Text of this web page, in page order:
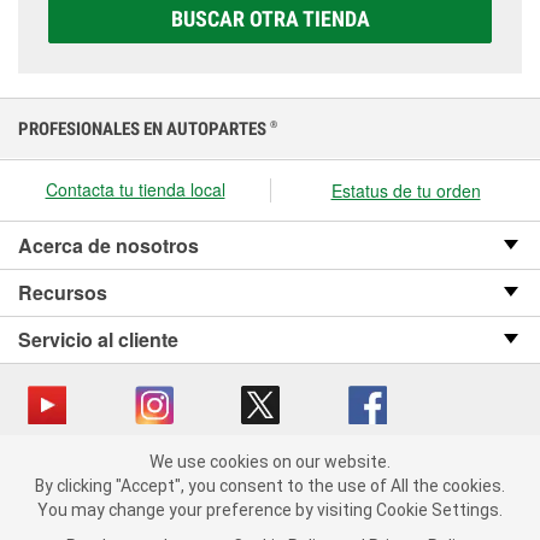
elegir la que sea correcta para tu vehículo y
BUSCAR OTRA TIENDA
We use cookies on our website. By clicking "Accept", you consent
to the use of All the cookies.
You may change your preference by visiting Cookie Settings.
PROFESIONALES EN AUTOPARTES ®
Contacta tu tienda local Estatus de tu orden
Acerca de nosotros
Recursos
Servicio al cliente
Copyright © 2008-2026 O’Reilly Auto Parts v OST_3.2.0.0.729 (3) cv1361
catalog_main
Política de privacidad
Ley de transparencia en las cadenas de suministro
We use cookies on our website.
By clicking "Accept", you consent to the use of All the cookies.
You may change your preference by visiting Cookie Settings.